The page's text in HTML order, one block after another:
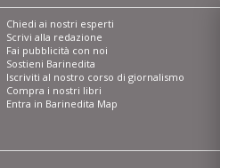
Chiedi ai nostri esperti
Scrivi alla redazione
Fai pubblicità con noi
Sostieni Barinedita
Iscriviti al nostro corso di giornalismo
Compra i nostri libri
Entra in Barinedita Map